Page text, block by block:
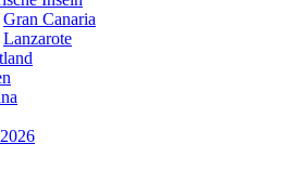
Gran Canaria
Lanzarote